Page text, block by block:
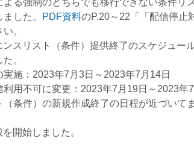
よる強制のどちらでも移行できない条件リ
した。
PDF資料のP.20～22「「配信停止
。
スリスト（条件）提供終了のスケジュー
。
実施：2023年7月3日～2023年7月14日
利用不可に変更：2023年7月19日～2023年
（条件）の新規作成終了の日程が近づいて
開始しました。